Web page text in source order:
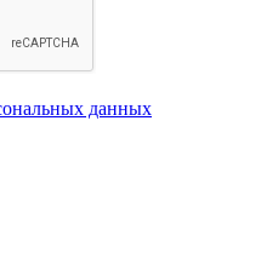
данных